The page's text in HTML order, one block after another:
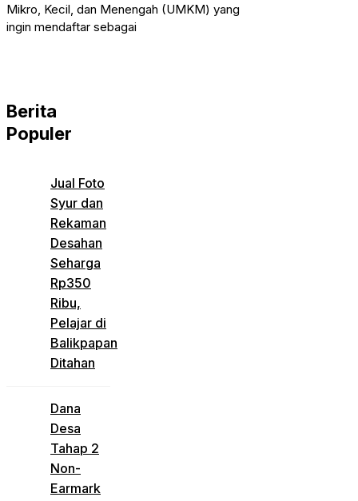
Mikro, Kecil, dan Menengah (UMKM) yang
ingin mendaftar sebagai
Berita
Populer
Jual Foto
Syur dan
Rekaman
Desahan
Seharga
Rp350
Ribu,
Pelajar di
Balikpapan
Ditahan
Dana
Desa
Tahap 2
Non-
Earmark